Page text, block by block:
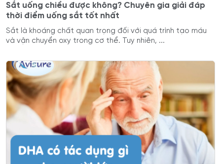
Sắt uống chiều được không? Chuyên gia giải đáp
thời điểm uống sắt tốt nhất
Sắt là khoáng chất quan trọng đối với quá trình tạo máu
và vận chuyển oxy trong cơ thể. Tuy nhiên, ...